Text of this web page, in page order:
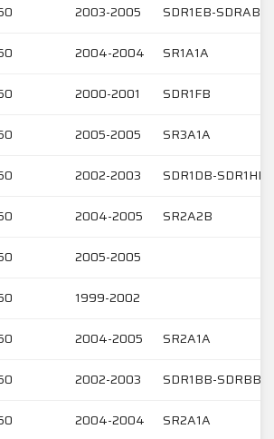
2003-2005 SDR1EB-SDRAB-
2004-2004 SR1A1A
2000-2001 SDR1FB
2005-2005 SR3A1A
2002-2003 SDR1DB-SDR1HB
2004-2005 SR2A2B
2005-2005
1999-2002
2004-2005 SR2A1A
2002-2003 SDR1BB-SDRBB-
2004-2004 SR2A1A